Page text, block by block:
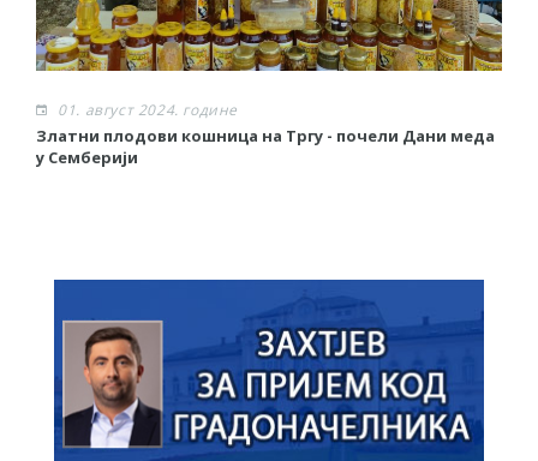
01. август 2024. године
Златни плодови кошница на Тргу - почели Дани меда
у Семберији